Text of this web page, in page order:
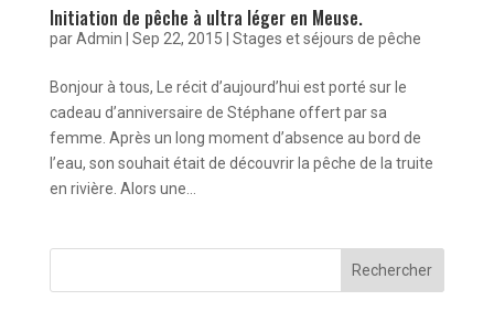
Initiation de pêche à ultra léger en Meuse.
parAdmin Sep 22, 2015 Stages et séjours de pêche
Bonjour à tous, Le récit d’aujourd’hui est porté sur le
cadeau d’anniversaire de Stéphane offert par sa
femme. Après un long moment d’absence au bord de
l’eau, son souhait était de découvrir la pêche de la truite
en rivière. Alors une...
Rechercher